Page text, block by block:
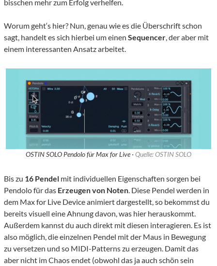
bisschen mehr zum Erfolg verhelfen.
Worum geht‘s hier? Nun, genau wie es die Überschrift schon
sagt, handelt es sich hierbei um einen Sequencer, der aber mit
einem interessanten Ansatz arbeitet.
OSTIN SOLO Pendolo für Max for Live · Quelle: OSTIN SOLO
Bis zu 16 Pendel mit individuellen Eigenschaften sorgen bei
Pendolo für das Erzeugen von Noten. Diese Pendel werden in
dem Max for Live Device animiert dargestellt, so bekommst du
bereits visuell eine Ahnung davon, was hier herauskommt.
Außerdem kannst du auch direkt mit diesen interagieren. Es ist
also möglich, die einzelnen Pendel mit der Maus in Bewegung
zu versetzen und so MIDI-Patterns zu erzeugen. Damit das
aber nicht im Chaos endet (obwohl das ja auch schön sein